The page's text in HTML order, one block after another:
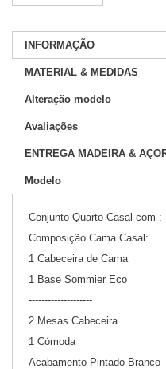
INFORMAÇÃO
MATERIAL & MEDIDAS
Alteração modelo
Avaliações
ENTREGA MADEIRA &
Modelo
Conjunto Quarto Casal com :
Composição Cama Casal:
1 Cabeceira de Cama
1 Base Sommier Eco
--------------------
2 Mesas Cabeceira
1 Cómoda
Acabamento Pintado Branco